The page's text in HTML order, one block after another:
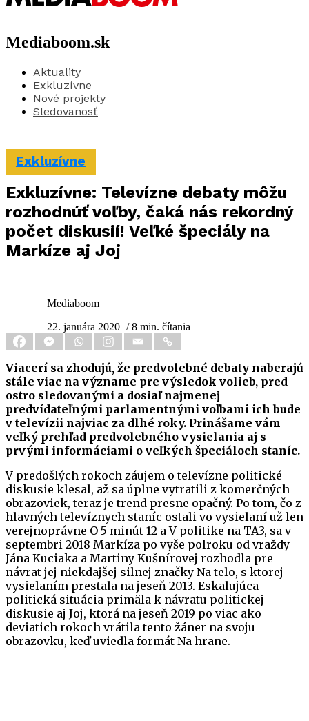
Mediaboom.sk
Aktuality
Exkluzívne
Nové projekty
Sledovanosť
Exkluzívne
Exkluzívne: Televízne debaty môžu
rozhodnúť voľby, čaká nás rekordný
počet diskusií! Veľké špeciály na
Markíze aj Joj
Mediaboom
22. januára 2020 / 8 min. čítania
Viacerí sa zhodujú, že predvolebné debaty naberajú
stále viac na význame pre výsledok volieb, pred
ostro sledovanými a dosiaľ najmenej
predvídateľnými parlamentnými voľbami ich bude
v televízii najviac za dlhé roky. Prinášame vám
veľký prehľad predvolebného vysielania aj s
prvými informáciami o veľkých špeciáloch staníc.
V predošlých rokoch záujem o televízne politické
diskusie klesal, až sa úplne vytratili z komerčných
obrazoviek, teraz je trend presne opačný. Po tom, čo z
hlavných televíznych staníc ostali vo vysielaní už len
verejnoprávne O 5 minút 12 a V politike na TA3, sa v
septembri 2018 Markíza po vyše polroku od vraždy
Jána Kuciaka a Martiny Kušnírovej rozhodla pre
návrat jej niekdajšej silnej značky Na telo, s ktorej
vysielaním prestala na jeseň 2013. Eskalujúca
politická situácia primäla k návratu politickej
diskusie aj Joj, ktorá na jeseň 2019 po viac ako
deviatich rokoch vrátila tento žáner na svoju
obrazovku, keď uviedla formát Na hrane.